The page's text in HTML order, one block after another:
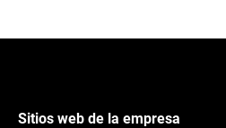
Sitios web de la empresa